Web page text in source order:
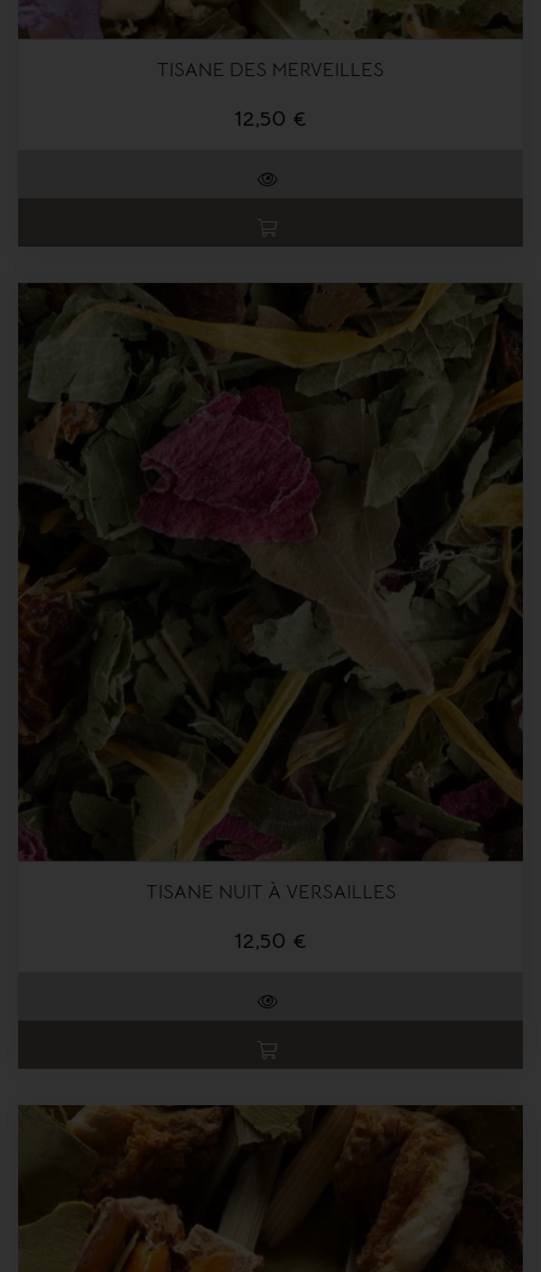
TISANE DES MERVEILLES
12,50 €
TISANE NUIT À VERSAILLES
12,50 €